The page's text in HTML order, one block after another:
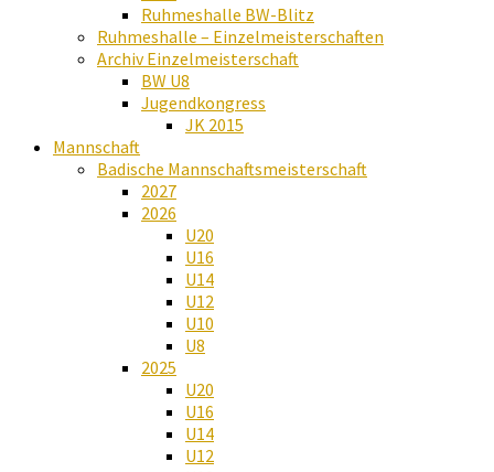
Ruhmeshalle BW-Blitz
Ruhmeshalle – Einzelmeisterschaften
Archiv Einzelmeisterschaft
BW U8
Jugendkongress
JK 2015
Mannschaft
Badische Mannschaftsmeisterschaft
2027
2026
U20
U16
U14
U12
U10
U8
2025
U20
U16
U14
U12